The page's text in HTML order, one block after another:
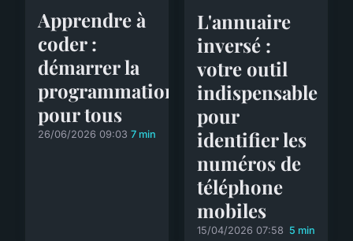
Apprendre à
coder :
démarrer la
programmation
pour tous
26/06/2026 09:03 7 min
L'annuaire
inversé :
votre outil
indispensable
pour
identifier les
numéros de
téléphone
mobiles
15/04/2026 07:58 5 min